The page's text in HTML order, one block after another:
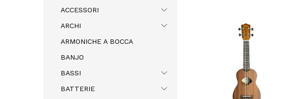
ACCESSORI
ARCHI
ARMONICHE A BOCCA
BANJO
BASSI
BATTERIE